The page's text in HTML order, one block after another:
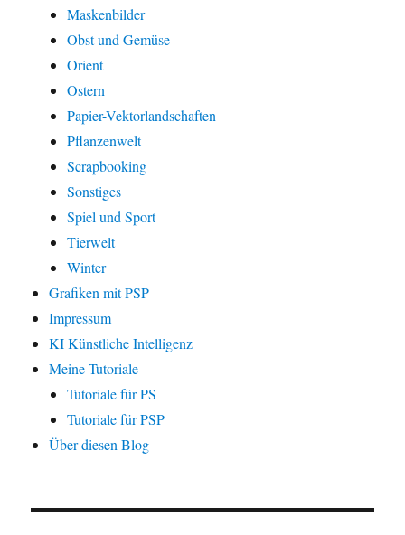
Maskenbilder
Obst und Gemüse
Orient
Ostern
Papier-Vektorlandschaften
Pflanzenwelt
Scrapbooking
Sonstiges
Spiel und Sport
Tierwelt
Winter
Grafiken mit PSP
Impressum
KI Künstliche Intelligenz
Meine Tutoriale
Tutoriale für PS
Tutoriale für PSP
Über diesen Blog